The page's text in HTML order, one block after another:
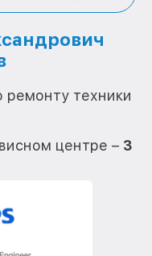
техники
центре – 3